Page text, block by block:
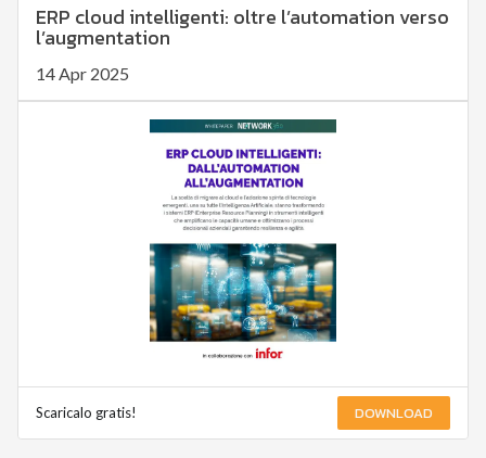
ERP cloud intelligenti: oltre l’automation verso
l’augmentation
14 Apr 2025
Scaricalo gratis! DOWNLOAD